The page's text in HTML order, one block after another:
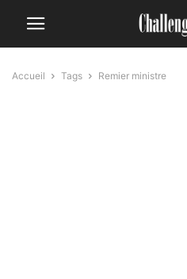
Accueil Tags Remier ministre